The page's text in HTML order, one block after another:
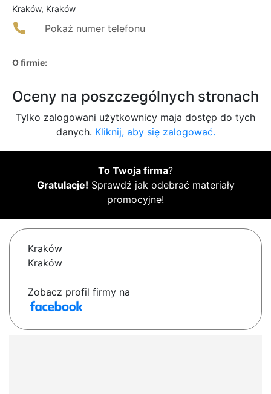
Kraków, Kraków
Pokaż numer telefonu
O firmie:
Oceny na poszczególnych stronach
Tylko zalogowani użytkownicy maja dostęp do tych
danych. Kliknij, aby się zalogować.
To Twoja firma?
Gratulacje! Sprawdź jak odebrać materiały
promocyjne!
Kraków
Kraków
Zobacz profil firmy na